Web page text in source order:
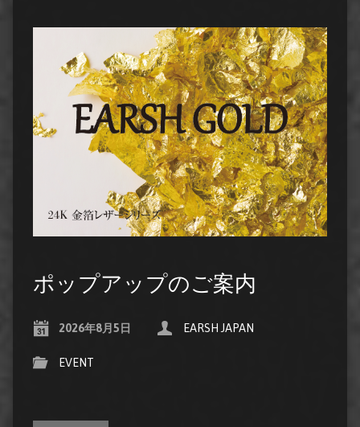
ポップアップのご案内
2026年8月5日 EARSH JAPAN
EVENT